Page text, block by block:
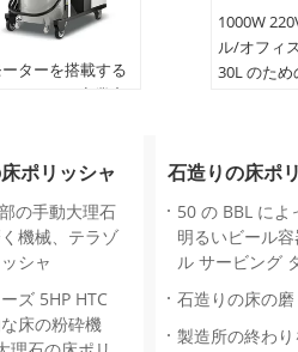
ターを搭載する
1000W
ル/オフィ
30L のた
ポリッシャ
の手動大理石
機械、テラゾ
シャ
ズ 5HP HTC
床の粉砕機
石造りの床ポ
50 の BBL によ
明るいビール
ル サービング
石造りの床の
製造所の終わ